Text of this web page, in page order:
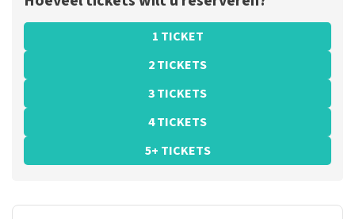
1 TICKET
2 TICKETS
3 TICKETS
4 TICKETS
5+ TICKETS